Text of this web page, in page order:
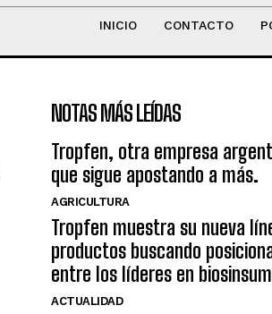
INICIO CONTACTO
NOTAS MÁS LEÍDAS
Tropfen, otra empresa
que sigue apostando a más.
AGRICULTURA
Tropfen muestra su nueva
productos buscando
entre los líderes en
ACTUALIDAD